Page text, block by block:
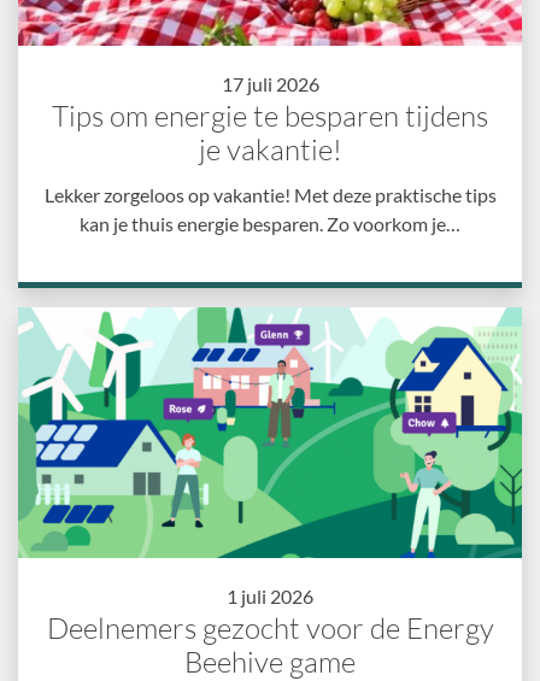
17 juli 2026
Tips om energie te besparen tijdens
je vakantie!
Lekker zorgeloos op vakantie! Met deze praktische tips
kan je thuis energie besparen. Zo voorkom je…
1 juli 2026
Deelnemers gezocht voor de Energy
Beehive game